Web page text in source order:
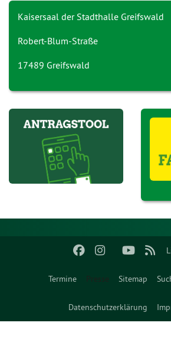
Termine Presse Sitemap
Datenschutzerklärung
Kaisersaal der Stadthalle Greifswald
Robert-Blum-Straße
17489 Greifswald